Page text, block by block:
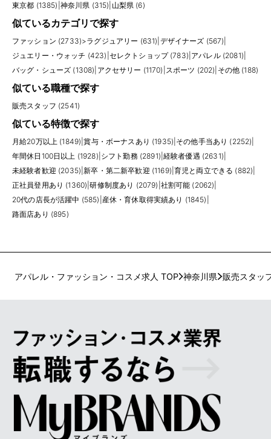
東京都 (1385) 神奈川県 (315) 山梨県 (6)
似ているカテゴリで探す
ファッション (2733)>ラグジュアリー (631) デザイナーズ (567)
ジュエリー・ウォッチ (423) セレクトショップ (783) アパレル (2081)
バッグ・シューズ (1308) アクセサリー (1170) スポーツ (202) その他 (188)
似ている職種で探す
販売スタッフ (2541)
似ている特徴で探す
月給20万以上 (1849) |賞与・ボーナスあり (1935) その他手当あり (2252)
年間休日100日以上 (1928) シフト勤務 (2891) 経験者優遇 (2631)
未経験者歓迎 (2035) |新卒・第二新卒歓迎 (1169) 育児と両立できる (882)
正社員登用あり (1360) |研修制度あり (2079) 社割可能 (2062)
20代の店長が活躍中 (585) 産休・育休取得実績あり (1845)
路面店あり (895)
アパレル・ファッション・コスメ求人 TOP 神奈川県 販売スタッ